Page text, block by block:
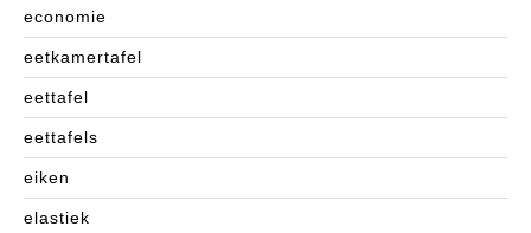
economie
eetkamertafel
eettafel
eettafels
eiken
elastiek